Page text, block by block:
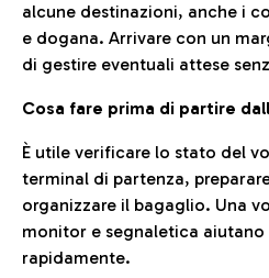
alcune destinazioni, anche i
e dogana. Arrivare con un
di gestire eventuali attese
Cosa fare prima di partire
È utile verificare lo stato del
terminal di partenza,
organizzare il bagaglio. Una
monitor e segnaletica aiutano
rapidamente.